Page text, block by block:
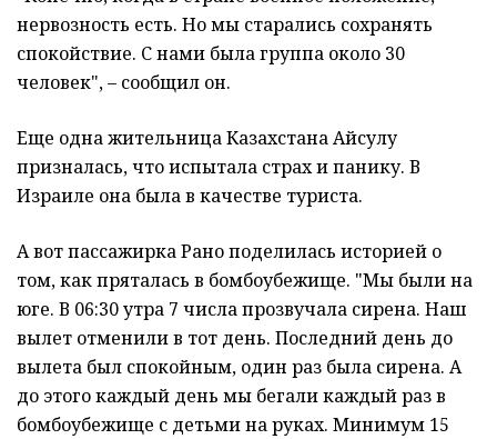
нервозность есть. Но мы старались сохранять
спокойствие. С нами была группа около 30
человек", – сообщил он.
Еще одна жительница Казахстана Айсулу
призналась, что испытала страх и панику. В
Израиле она была в качестве туриста.
А вот пассажирка Рано поделилась историей о
том, как пряталась в бомбоубежище. "Мы были на
юге. В 06:30 утра 7 числа прозвучала сирена. Наш
вылет отменили в тот день. Последний день до
вылета был спокойным, один раз была сирена. А
до этого каждый день мы бегали каждый раз в
бомбоубежище с детьми на руках. Минимум 15